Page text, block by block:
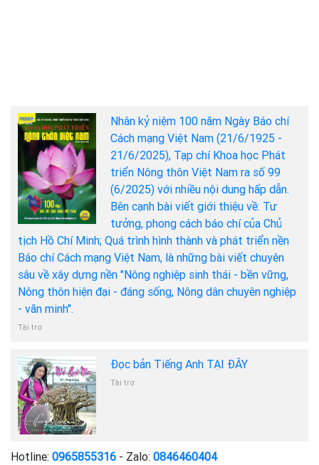
Nhân kỷ niệm 100 năm Ngày Báo chí
Cách mạng Việt Nam (21/6/1925 -
21/6/2025), Tạp chí Khoa học Phát
triển Nông thôn Việt Nam ra số 99
(6/2025) với nhiều nội dung hấp dẫn.
Bên cạnh bài viết giới thiệu về: Tư
tưởng, phong cách báo chí của Chủ
tịch Hồ Chí Minh; Quá trình hình thành và phát triển nền
Báo chí Cách mạng Việt Nam, là những bài viết chuyên
sâu về xây dựng nền "Nông nghiệp sinh thái - bền vững,
Nông thôn hiện đại - đáng sống, Nông dân chuyên nghiệp
- văn minh".
Tài trợ
Đọc bản Tiếng Anh TẠI ĐÂY
Tài trợ
Hotline: 0965855316 - Zalo: 0846460404